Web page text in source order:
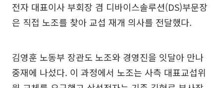
전자 대표이사 부회장 겸 디바이스솔루션(DS)부문장
은 직접 노조를 찾아 교섭 재개 의사를 전달했다.
김영훈 노동부 장관도 노조와 경영진을 잇달아 만나
중재에 나섰다. 이 과정에서 노조는 사측 대표교섭위